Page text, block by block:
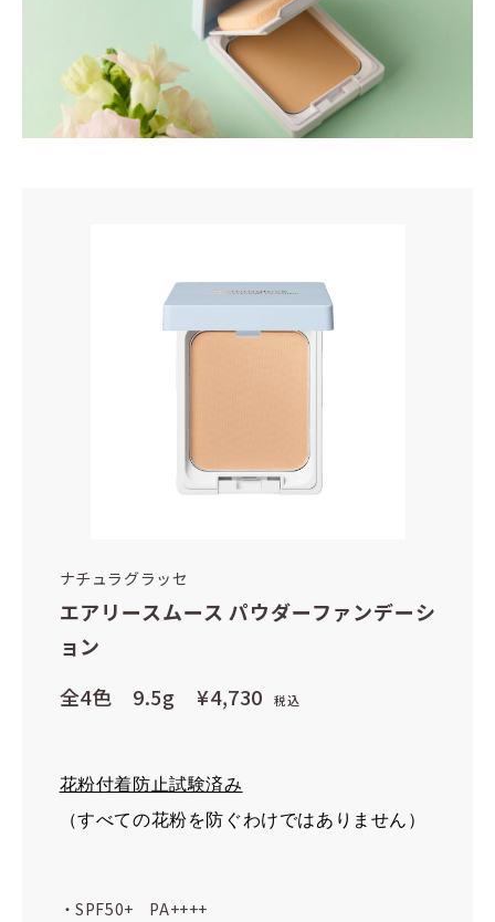
ナチュラグラッセ
エアリースムース パウダーファンデーシ
ョン
全4色 9.5g
¥4,730 税込
花粉付着防止試験済み
（すべての花粉を防ぐわけではありません）
・SPF50+ PA++++